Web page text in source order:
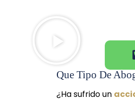
Que Tipo De
¿Ha sufrido un